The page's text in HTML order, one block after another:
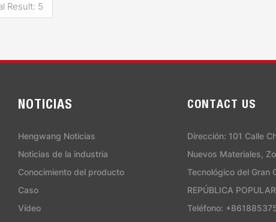
Result: 5
NOTICIAS
Hengwang Noticias
Noticias de la industria
Conocimiento del producto
Caso
Vídeo
CONTACT US
Dirección: 101 Calle
Nuevos Materiales,
Tecnológico del Gran
REPÚBLICA
Teléfono: